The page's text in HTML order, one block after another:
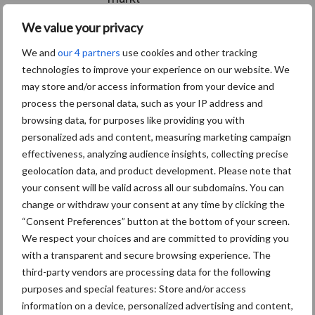
We value your privacy
We and our 4 partners use cookies and other tracking
technologies to improve your experience on our website. We
may store and/or access information from your device and
process the personal data, such as your IP address and
browsing data, for purposes like providing you with
personalized ads and content, measuring marketing campaign
effectiveness, analyzing audience insights, collecting precise
geolocation data, and product development. Please note that
your consent will be valid across all our subdomains. You can
change or withdraw your consent at any time by clicking the
“Consent Preferences” button at the bottom of your screen.
We respect your choices and are committed to providing you
with a transparent and secure browsing experience. The
third-party vendors are processing data for the following
purposes and special features: Store and/or access
information on a device, personalized advertising and content,
Themapagina's
Diergezondheid Bemesting Fokkerij
Beregening Bijproducten
Toon meer